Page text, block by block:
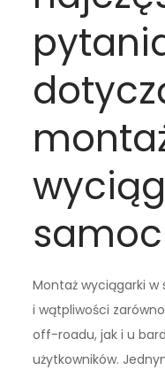
Montaż wyciągarki
i wątpliwości
off-roadu, jak i u
użytkowników.